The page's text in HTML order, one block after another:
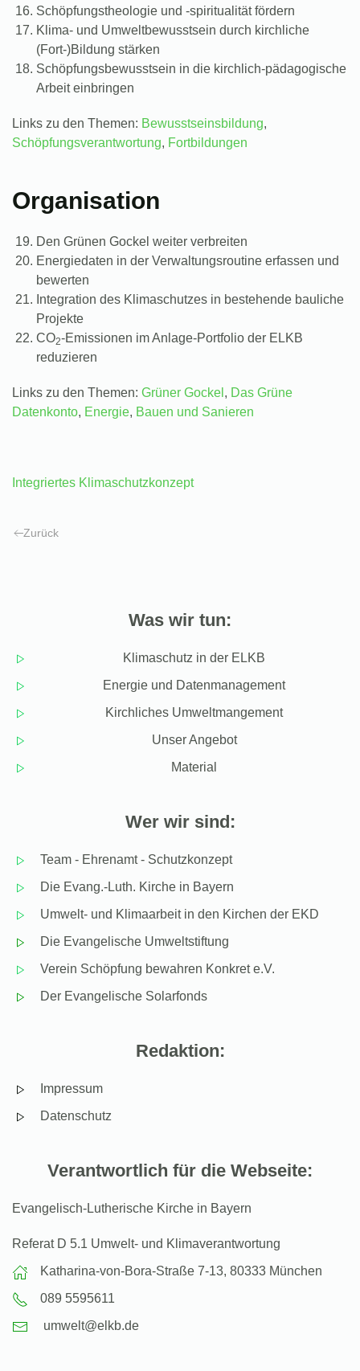
Schöpfungstheologie und -spiritualität fördern
Klima- und Umweltbewusstsein durch kirchliche
(Fort-)Bildung stärken
Schöpfungsbewusstsein in die kirchlich-pädagogische
Arbeit einbringen
Links zu den Themen: Bewusstseinsbildung,
Schöpfungsverantwortung, Fortbildungen
Organisation
Den Grünen Gockel weiter verbreiten
Energiedaten in der Verwaltungsroutine erfassen und
bewerten
Integration des Klimaschutzes in bestehende bauliche
Projekte
CO2-Emissionen im Anlage-Portfolio der ELKB
reduzieren
Links zu den Themen: Grüner Gockel , Das Grüne
Datenkonto, Energie, Bauen und Sanieren
Integriertes Klimaschutzkonzept
Zurück
Was wir tun:
Klimaschutz in der ELKB
Energie und Datenmanagement
Kirchliches Umweltmangement
Unser Angebot
Material
Wer wir sind:
Team - Ehrenamt - Schutzkonzept
Die Evang.-Luth. Kirche in Bayern
Umwelt- und Klimaarbeit in den Kirchen der EKD
Die Evangelische Umweltstiftung
Verein Schöpfung bewahren Konkret e.V.
Der Evangelische Solarfonds
Redaktion:
Impressum
Datenschutz
Verantwortlich für die Webseite:
Evangelisch-Lutherische Kirche in Bayern
Referat D 5.1 Umwelt- und Klimaverantwortung
Katharina-von-Bora-Straße 7-13, 80333 München
089 5595611
umwelt@elkb.de